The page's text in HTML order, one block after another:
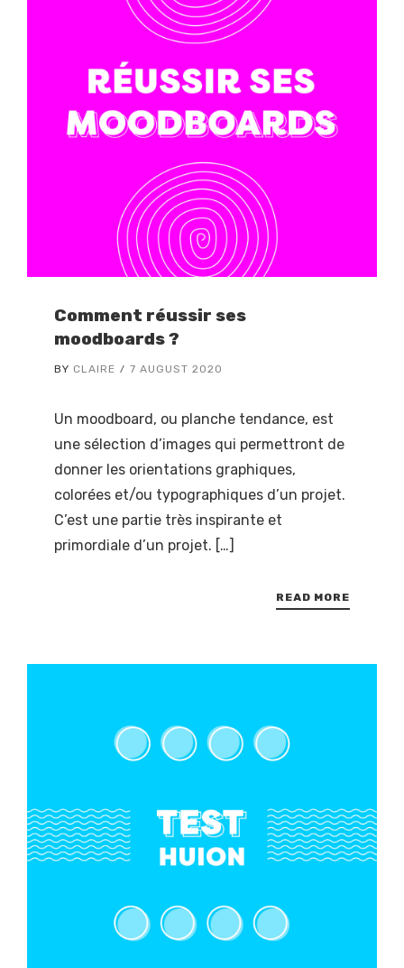
Comment réussir ses
moodboards ?
BY CLAIRE 7 AUGUST 2020
Un moodboard, ou planche tendance, est
une sélection d’images qui permettront de
donner les orientations graphiques,
colorées et/ou typographiques d’un projet.
C’est une partie très inspirante et
primordiale d’un projet. […]
READ MORE